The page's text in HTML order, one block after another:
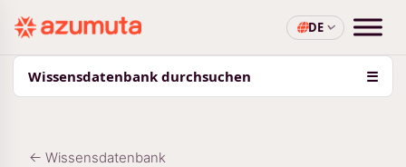
DE
Wissensdatenbank durchsuchen ☰
← Wissensdatenbank